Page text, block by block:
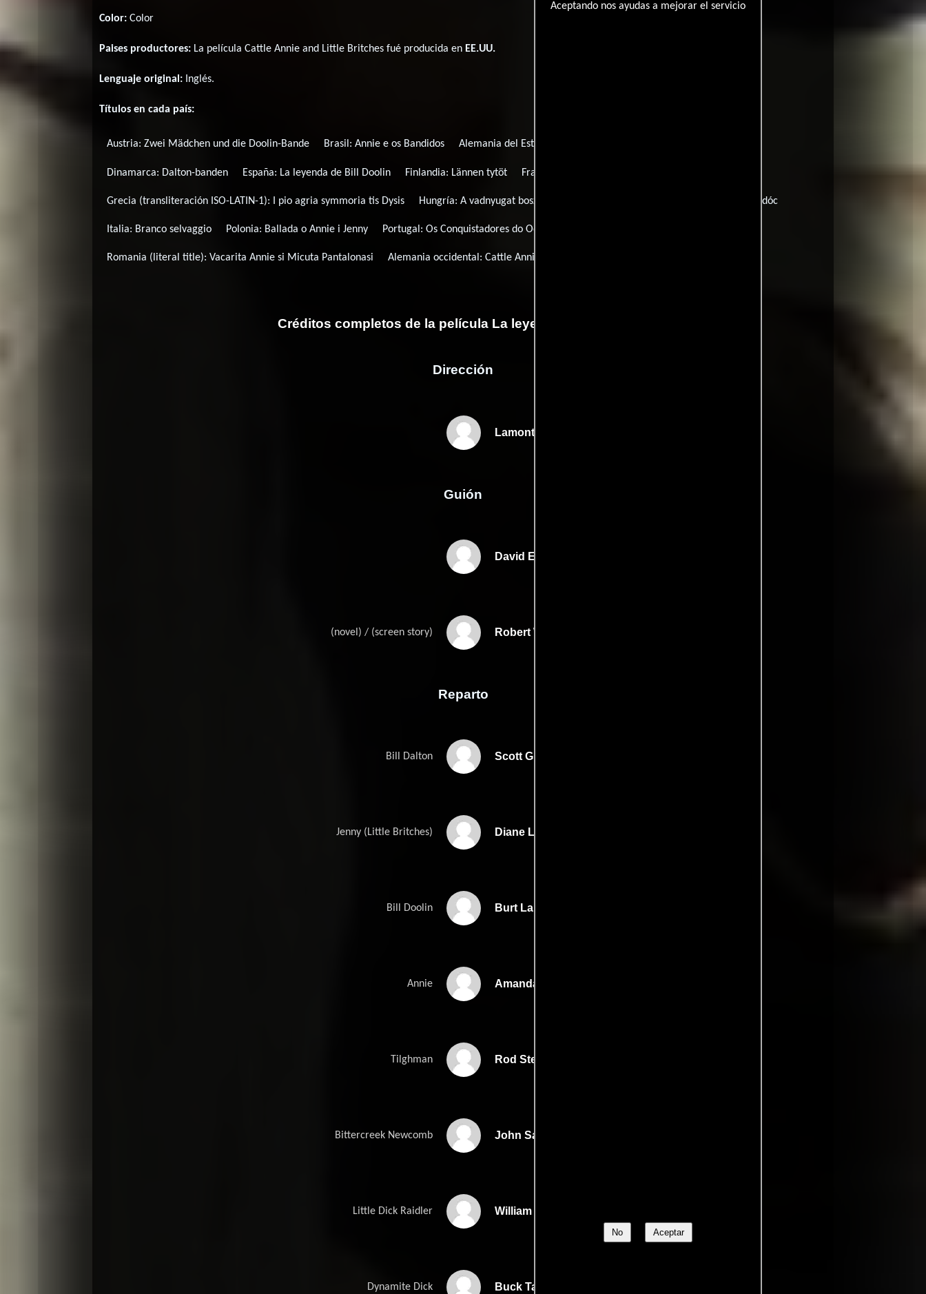
Aceptando nos ayudas a mejorar el servicio
No Aceptar
Color: Color
Paises productores: La película Cattle Annie and Little Britches fué producida en EE.UU.
Lenguaje original: Inglés.
Títulos en cada país:
Austria: Zwei Mädchen und die Doolin-Bande Brasil:Annie e os Bandidos Alemania del Este:
Dinamarca: Dalton-banden España: La leyenda de Bill Doolin Finlandia: Lännen tytöt Francia:
Grecia (transliteración ISO-LATIN-1): I pio agria symmoria tis Dysis Hungría:A vadnyugat boszorkái Annie és a kis vadóc
Italia: Branco selvaggio Polonia: Ballada o Annie i Jenny Portugal:Os Conquistadores do Oeste
Romania (literal title): Vacarita Annie si Micuta Pantalonasi Alemania occidental:Cattle Annie
Créditos completos de la película La leyenda de Bill Doolin
Dirección
Lamont Johnson
Guión
David Eyres
(novel) / (screen story) Robert Wards
Reparto
Bill Dalton Scott Glenn
Jenny (Little Britches) Diane Lane
Bill Doolin Burt Lancaster
Annie Amanda Plummer
Tilghman Rod Steiger
Bittercreek Newcomb John Savage
Little Dick Raidler William Russ
Dynamite Dick Buck Taylor